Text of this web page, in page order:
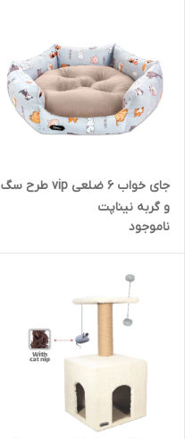
جای خواب 6 ضلعی vip طرح سگ
و گربه نیناپت
ناموجود